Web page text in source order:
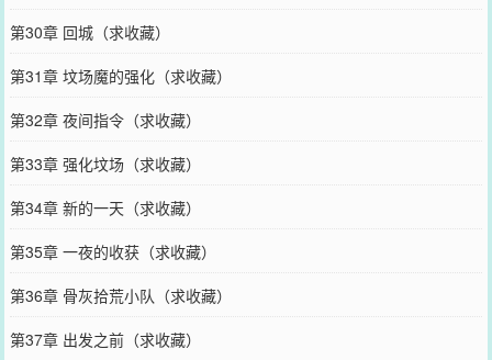
第30章 回城（求收藏）
第31章 坟场魔的强化（求收藏）
第32章 夜间指令（求收藏）
第33章 强化坟场（求收藏）
第34章 新的一天（求收藏）
第35章 一夜的收获（求收藏）
第36章 骨灰拾荒小队（求收藏）
第37章 出发之前（求收藏）